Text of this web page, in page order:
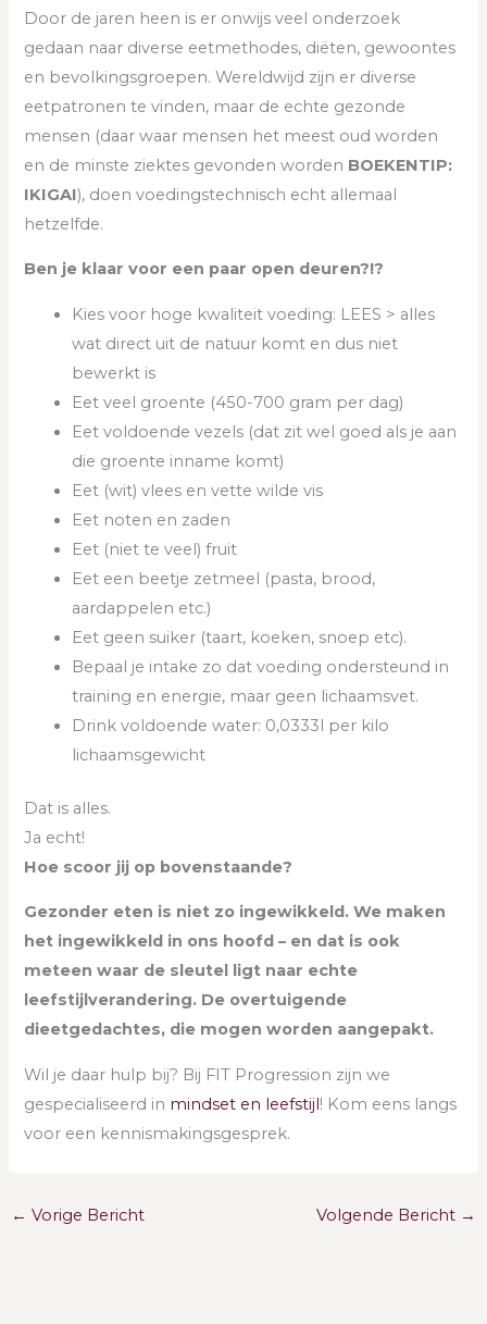
Door de jaren heen is er onwijs veel onderzoek
gedaan naar diverse eetmethodes, diëten, gewoontes
en bevolkingsgroepen. Wereldwijd zijn er diverse
eetpatronen te vinden, maar de echte gezonde
mensen (daar waar mensen het meest oud worden
en de minste ziektes gevonden worden BOEKENTIP:
IKIGAI), doen voedingstechnisch echt allemaal
hetzelfde.
Ben je klaar voor een paar open deuren?!?
Kies voor hoge kwaliteit voeding: LEES > alles
wat direct uit de natuur komt en dus niet
bewerkt is
Eet veel groente (450-700 gram per dag)
Eet voldoende vezels (dat zit wel goed als je aan
die groente inname komt)
Eet (wit) vlees en vette wilde vis
Eet noten en zaden
Eet (niet te veel) fruit
Eet een beetje zetmeel (pasta, brood,
aardappelen etc.)
Eet geen suiker (taart, koeken, snoep etc).
Bepaal je intake zo dat voeding ondersteund in
training en energie, maar geen lichaamsvet.
Drink voldoende water: 0,0333l per kilo
lichaamsgewicht
Dat is alles.
Ja echt!
Hoe scoor jij op bovenstaande?
Gezonder eten is niet zo ingewikkeld. We maken
het ingewikkeld in ons hoofd – en dat is ook
meteen waar de sleutel ligt naar echte
leefstijlverandering. De overtuigende
dieetgedachtes, die mogen worden aangepakt.
Wil je daar hulp bij? Bij FIT Progression zijn we
gespecialiseerd in mindset en leefstijl! Kom eens langs
voor een kennismakingsgesprek.
← Vorige Bericht Volgende Bericht →